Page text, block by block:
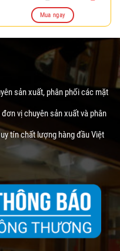
gốc
là:
349.000₫.
hiện
là:
Mua ngay
sản xuất, phân phối các mặt
vị chuyên sản xuất và phân
tín chất lượng hàng đầu Việt